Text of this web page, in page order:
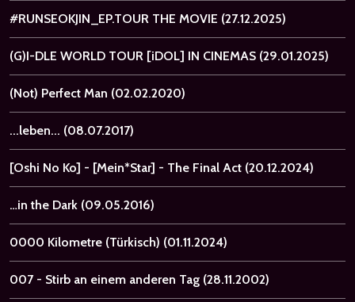
#RUNSEOKJIN_EP.TOUR THE MOVIE (27.12.2025)
(G)I-DLE WORLD TOUR [iDOL] IN CINEMAS (29.01.2025)
(Not) Perfect Man (02.02.2020)
...leben... (08.07.2017)
[Oshi No Ko] - [Mein*Star] - The Final Act (20.12.2024)
…in the Dark (09.05.2016)
0000 Kilometre (Türkisch) (01.11.2024)
007 - Stirb an einem anderen Tag (28.11.2002)